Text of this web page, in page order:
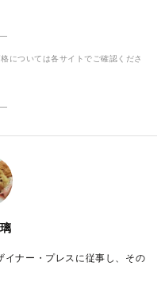
については各サイトでご確認くださ
イナー・プレスに従事し、その